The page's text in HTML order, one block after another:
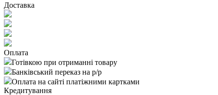
Доставка
Оплата
Готівкою при отриманні товару
Банківський переказ на р/р
Оплата на сайті платіжними картками
Кредитування